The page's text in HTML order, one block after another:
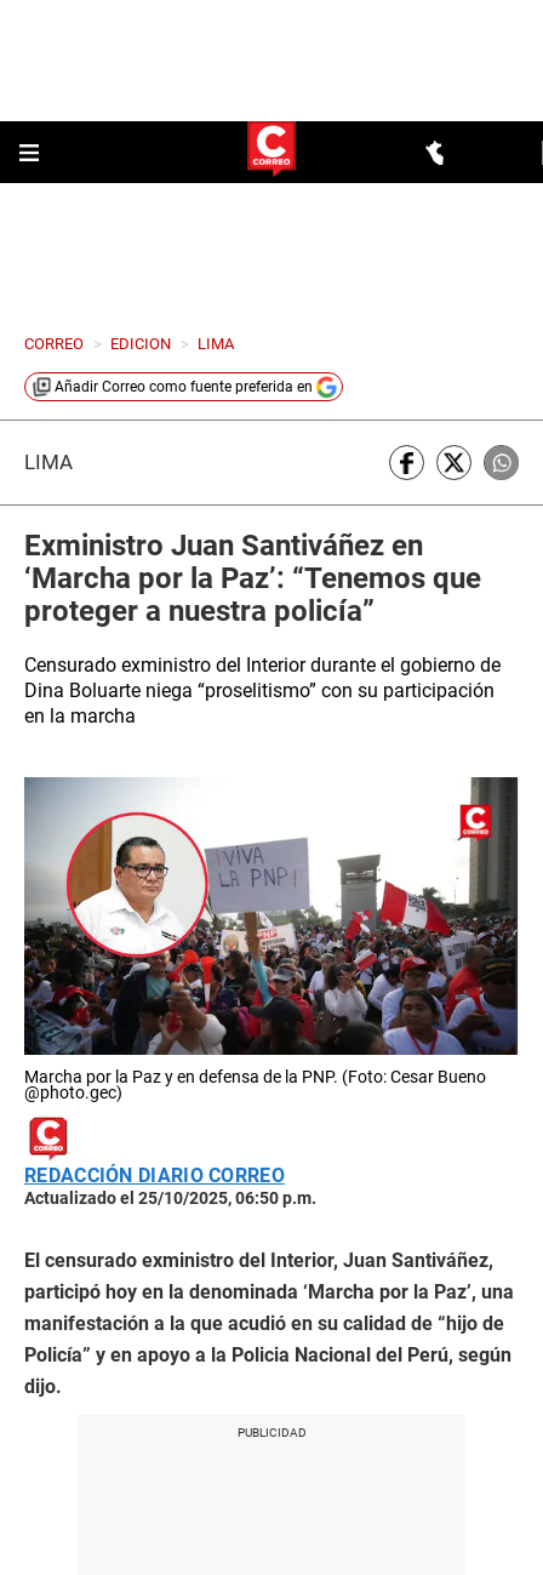
CORREO > EDICION > LIMA
Añadir Correo como fuente preferida en
LIMA
Exministro Juan Santiváñez en
‘Marcha por la Paz’: “Tenemos que
proteger a nuestra policía”
Censurado exministro del Interior durante el gobierno de
Dina Boluarte niega “proselitismo” con su participación
en la marcha
Marcha por la Paz y en defensa de la PNP. (Foto: Cesar Bueno
@photo.gec)
REDACCIÓN DIARIO CORREO
Actualizado el 25/10/2025, 06:50 p.m.
El censurado exministro del Interior, Juan Santiváñez,
participó hoy en la denominada ‘Marcha por la Paz’, una
manifestación a la que acudió en su calidad de “hijo de
Policía” y en apoyo a la Policia Nacional del Perú, según
dijo.